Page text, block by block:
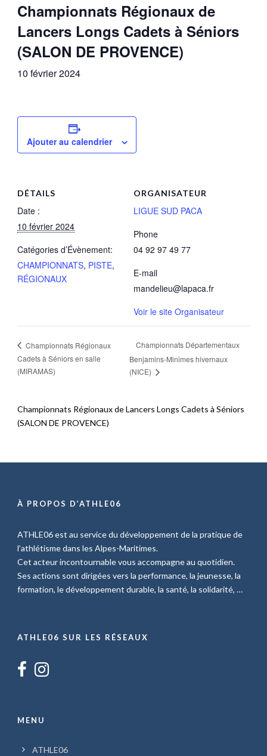
Championnats Régionaux de
Lancers Longs Cadets à Séniors
(SALON DE PROVENCE)
10 février 2024
Ajouter au calendrier
DÉTAILS
Date :
10 février 2024
Catégories d’Évènement:
CHAMPIONNATS, PISTE,
RÉGIONAUX
ORGANISATEUR
LIGUE SUD PACA
Phone
04 92 97 49 77
E-mail
mandelieu@lapaca.fr
Voir le site Organisateur
Championnats Régionaux
Cadets à Séniors en salle
(MIRAMAS)
Championnats Départementaux
Benjamins-Minimes hivernaux
(NICE)
Championnats Régionaux de Lancers Longs Cadets à Séniors
(SALON DE PROVENCE)
À PROPOS D’ATHLE06
ATHLE06 est au service du développement de la pratique de
l’athlétisme dans les Alpes-Maritimes.
Cet acteur incontournable vous accompagne au quotidien.
Ses actions sont dirigées vers la performance, la jeunesse, la
formation, le développement durable, la santé, la solidarité, …
ATHLE06 SUR LES RÉSEAUX
MENU
ATHLE06